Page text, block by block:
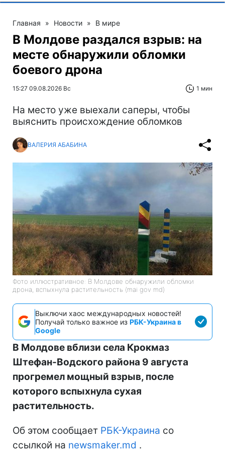
Главная » Новости » В мире
В Молдове раздался взрыв: на
месте обнаружили обломки
боевого дрона
15:27 09.08.2026 Вс 1 мин
На место уже выехали саперы, чтобы
выяснить происхождение обломков
ВАЛЕРИЯ АБАБИНА
Фото иллюстративное: В Молдове обнаружили обломки
дрона, вспыхнула растительность (mai gov md)
Выключи хаос международных новостей!
Получай только важное из РБК-Украина в
Google
В Молдове вблизи села Крокмаз
Штефан-Водского района 9 августа
прогремел мощный взрыв, после
которого вспыхнула сухая
растительность.
Об этом сообщает РБК-Украина со
ссылкой на newsmaker.md .